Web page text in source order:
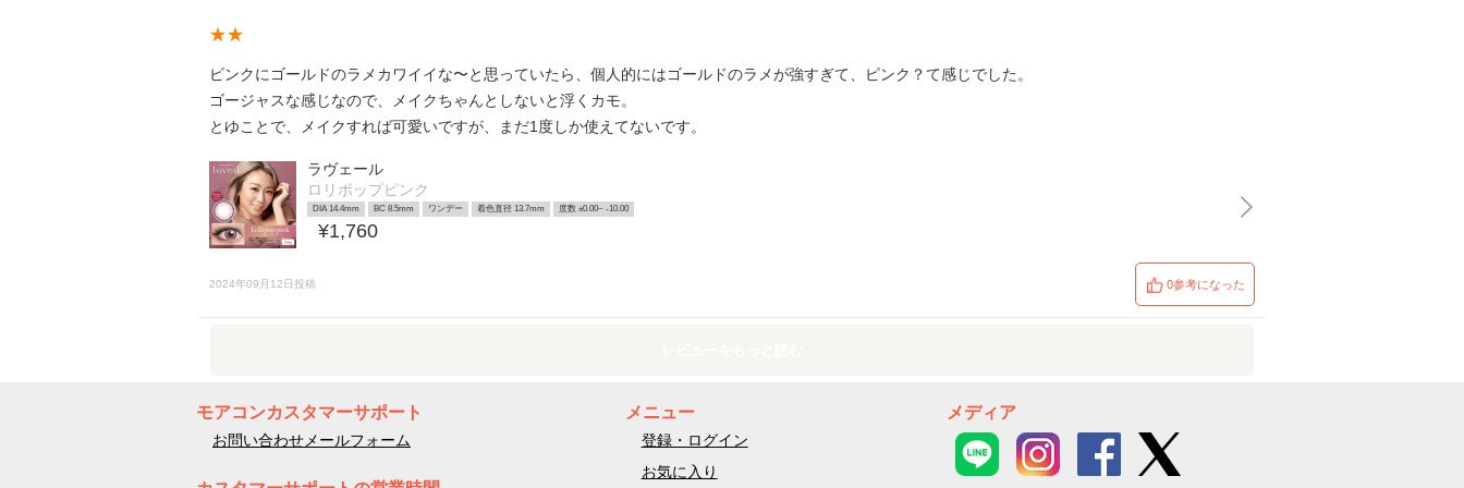
★★
ピンクにゴールドのラメカワイイな〜と思っていたら、個人的にはゴールドのラメが強すぎて、ピンク？て感じでした。
ゴージャスな感じなので、メイクちゃんとしないと浮くカモ。
とゆことで、メイクすれば可愛いですが、まだ1度しか使えてないです。
ラヴェール
ロリポップピンク
DIA 14.4mm BC 8.5mm ワンデー 着色直径 13.7mm 度数 ±0.00~ -10.00
¥1,760
2024年09月12日投稿 0参考になった
モアコンカスタマーサポート
お問い合わせメールフォーム
メニュー
登録・ログイン
お気に入り
メディア